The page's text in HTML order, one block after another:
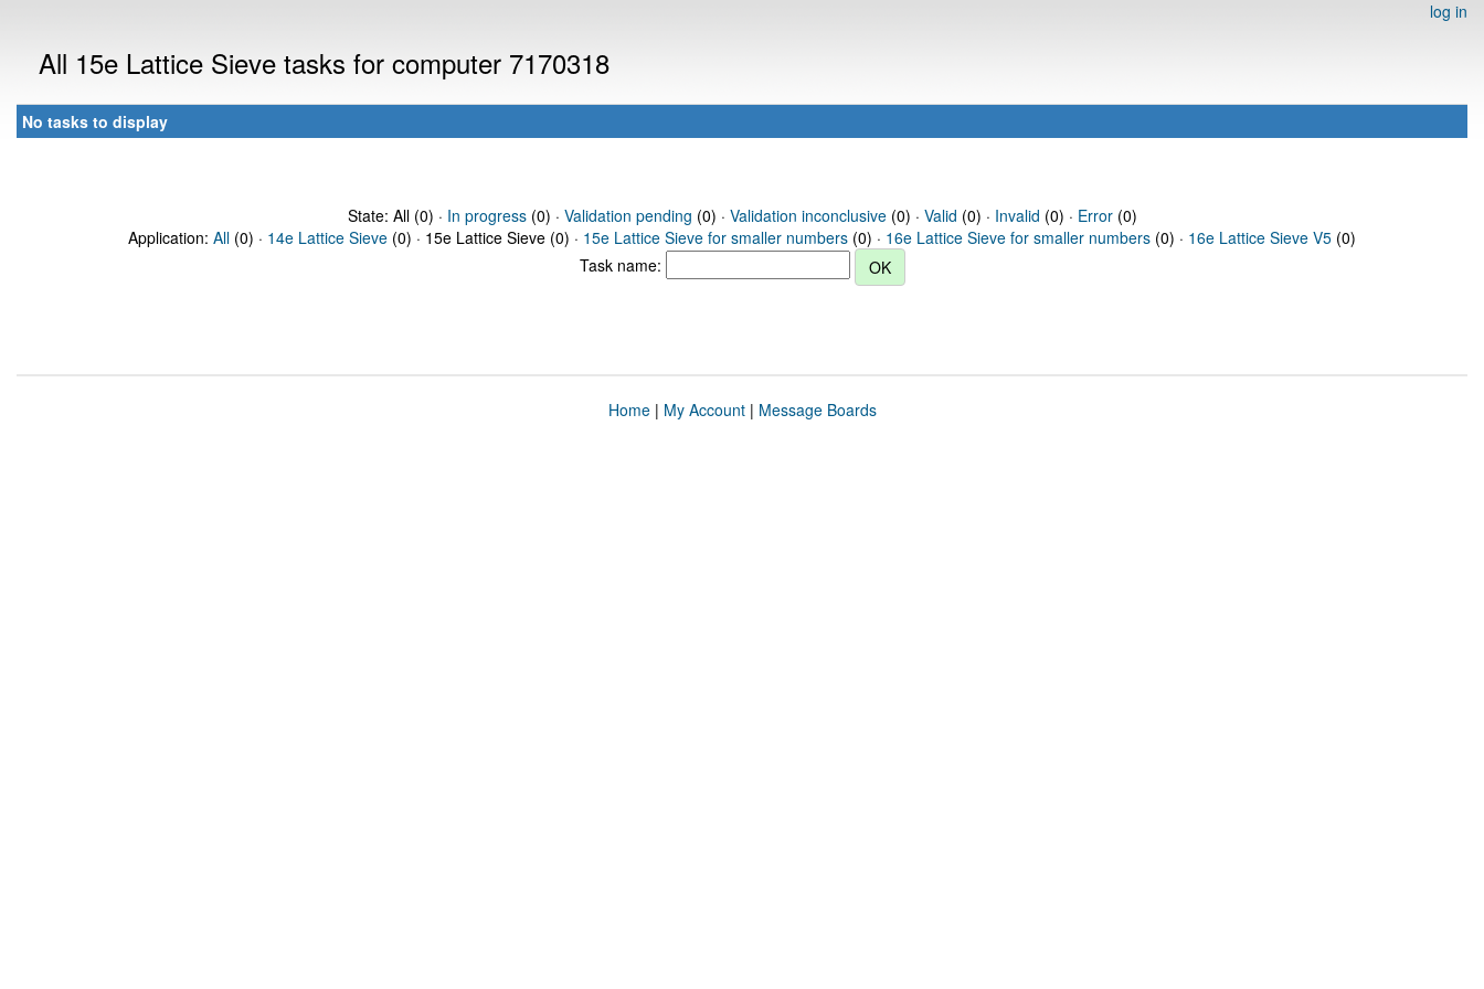
log in
All 15e Lattice Sieve tasks for computer 7170318
No tasks to display
State: All (0) · In progress(0) · Validation pending (0) · Validation inconclusive(0) · Valid (0) · Invalid (0) · Error(0)
Application: All (0) · 14e Lattice Sieve (0) · 15e Lattice Sieve (0) · 15e Lattice Sieve for smaller numbers (0) · 16e Lattice Sieve for smaller numbers (0) · 16e Lattice Sieve V5 (0)
Task name:
Home| My Account| Message Boards